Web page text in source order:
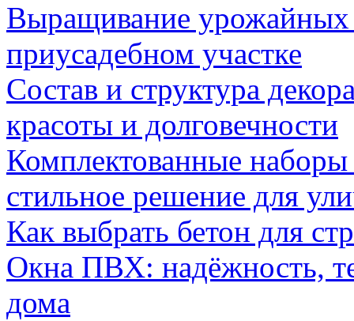
Выращивание урожайных
приусадебном участке
Состав и структура
красоты и долговечности
Комплектованные наборы
стильное решение для
Как выбрать бетон для
Окна ПВХ: надёжность,
дома